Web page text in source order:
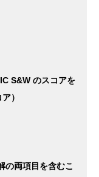
S&W のスコアを
）
の両項目を含むこ